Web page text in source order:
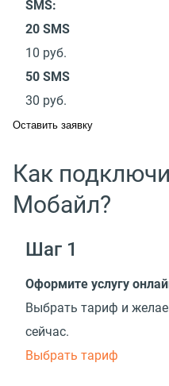
SMS:
20 SMS
10 руб.
50 SMS
30 руб.
Оставить заявку
Как
Мобайл?
Шаг 1
Оформите услугу
Выбрать тариф и
сейчас.
Выбрать тариф